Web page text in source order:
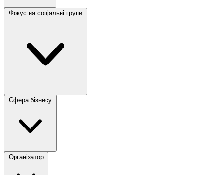
Фокус на соціальні групи
Сфера бізнесу
Організатор